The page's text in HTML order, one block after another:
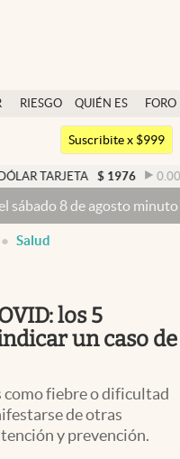
RIESGO
QUIÉN ES
QUIÉN
FORO
Argentina
México
Suscribite x $999
TARJETA $ 1976 0.00%
8 de agosto minuto a
Salud
los 5
un caso de
como fiebre o dificultad
de otras
y prevención.